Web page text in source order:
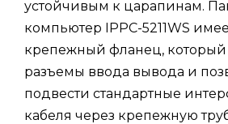
устойчивым к царапинам.
компьютер IPPC-5211WS
крепежный фланец,
разъемы ввода вывода и
подвести стандартные
кабеля через крепежную